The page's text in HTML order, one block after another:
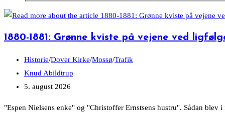
1880-1881: Grønne kviste på vejene ved
Post
category:
Historie/Dover Kirke/Mossø/Trafik
Post
author:
Knud Abildtrup
Post
5. august 2026
"Espen Nielsens enke" og "Christoffer Ernstsens hustru". Sådan